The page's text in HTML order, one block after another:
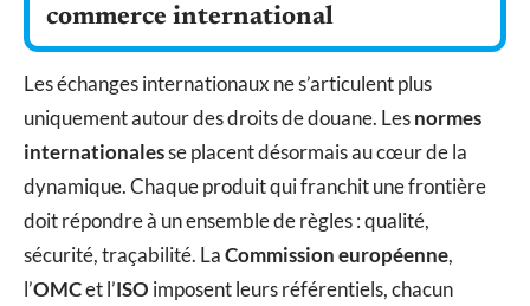
commerce international
Les échanges internationaux ne s’articulent plus
uniquement autour des droits de douane. Lesnormes
internationalesse placent désormais au cœur de la
dynamique. Chaque produit qui franchit une frontière
doit répondre à un ensemble de règles : qualité,
sécurité, traçabilité. LaCommission européenne,
l’OMCet l’ISO imposent leurs référentiels, chacun